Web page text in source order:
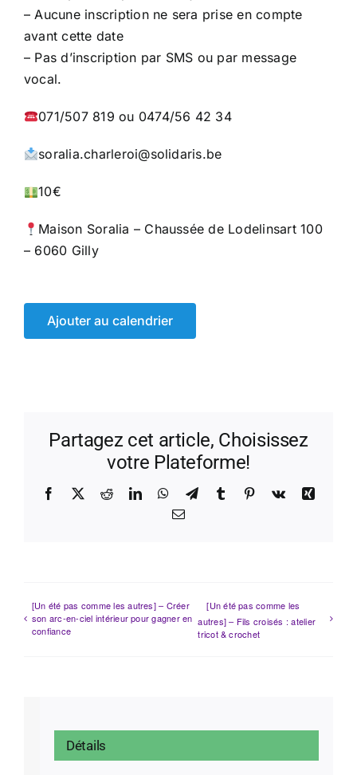
– Aucune inscription ne sera prise en compte
avant cette date
– Pas d’inscription par SMS ou par message
vocal.
071/507 819 ou 0474/56 42 34
soralia.charleroi@solidaris.be
10€
Maison Soralia – Chaussée de Lodelinsart 100
– 6060 Gilly
Ajouter au calendrier
Partagez cet article, Choisissez
votre Plateforme!
Facebook
X RedditLinkedInWhatsApp
TelegramTumblr Pinterest
Vk
Xing
Email
[Un été pas comme les autres] – Créer
son arc-en-ciel intérieur pour gagner en
confiance
[Un été pas comme les
autres] – Fils croisés : atelier
tricot & crochet
Détails